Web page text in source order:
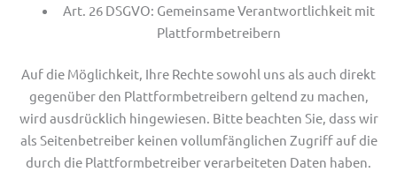
Art. 26 DSGVO: Gemeinsame Verantwortlichkeit mit
Plattformbetreibern
Auf die Möglichkeit, Ihre Rechte sowohl uns als auch direkt
gegenüber den Plattformbetreibern geltend zu machen,
wird ausdrücklich hingewiesen. Bitte beachten Sie, dass wir
als Seitenbetreiber keinen vollumfänglichen Zugriff auf die
durch die Plattformbetreiber verarbeiteten Daten haben.